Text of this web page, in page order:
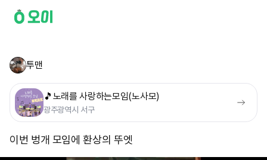
투맨
🎵노래를 사랑하는모임(노사모)
광주광역시 서구
이번 벙개 모임에 환상의 뚜엣